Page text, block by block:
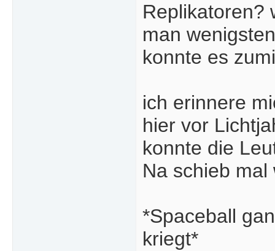
Replikatoren?
man
konnte es
ich erinnere
hier vor
konnte die
Na schieb
*Spaceball
kriegt*